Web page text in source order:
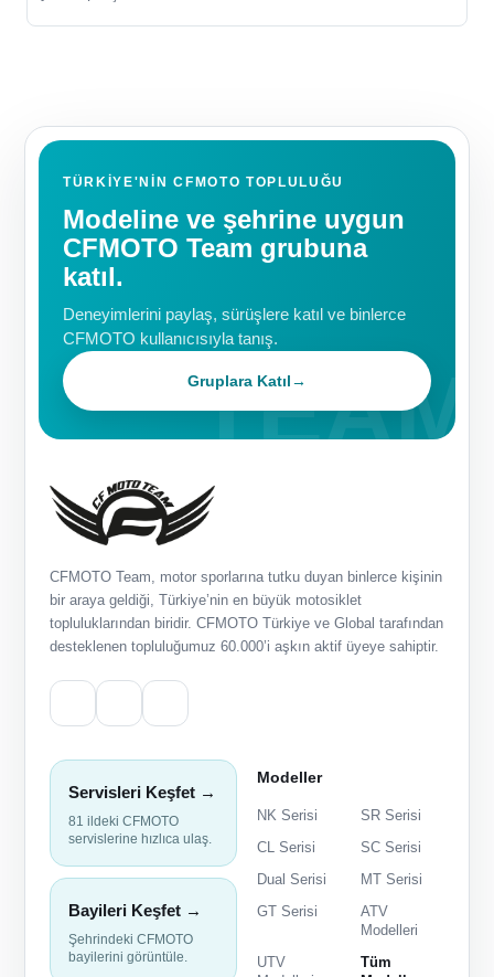
TÜRKIYE'NIN CFMOTO TOPLULUĞU
Modeline ve şehrine uygun
CFMOTO Team grubuna
katıl.
Deneyimlerini paylaş, sürüşlere katıl ve binlerce
CFMOTO kullanıcısıyla tanış.
Gruplara Katıl→
CFMOTO Team, motor sporlarına tutku duyan binlerce kişinin
bir araya geldiği, Türkiye’nin en büyük motosiklet
topluluklarından biridir. CFMOTO Türkiye ve Global tarafından
desteklenen topluluğumuz 60.000’i aşkın aktif üyeye sahiptir.
Servisleri Keşfet →
81 ildeki CFMOTO
servislerine hızlıca ulaş.
Bayileri Keşfet →
Şehrindeki CFMOTO
bayilerini görüntüle.
Modeller
NK Serisi
SR Serisi
CL Serisi
SC Serisi
Dual Serisi
MT Serisi
GT Serisi
ATV
Modelleri
UTV
Tüm